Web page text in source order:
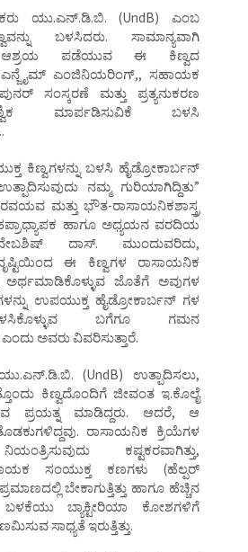
ಯು.ಎನ್.ಡಿ.ಬಿ. (UndB) ಎಂಬ
ಬಳಸಿದರು. ಸಾಮಾನ್ಯವಾಗಿ
ಆಶ್ರಯ ಪಡೆಯುವ ಈ ಕಿಣ್ವದ
ಎನ್ಜೈಮ್ ಎಂಜಿನಿಯರಿಂಗ್,, ಸಹಾಯಕ
ಸಂಸ್ಕರಣೆ ಮತ್ತು ಪ್ರತ್ಯನುಕರಣ
ಮಾರ್ಪಡಿಸುವಿಕೆ ಬಳಸಿ
ಕಿಣ್ವಗಳನ್ನು ಬಳಸಿ ಹೈಡ್ರೋಕಾರ್ಬನ್
ನಮ್ಮ ಗುರಿಯಾಗಿದ್ದಿತು”
ಮತ್ತು ಭೌತ-ರಾಸಾಯನಿಕಶಾಸ್ತ್ರ
ಹಾಗೂ ಅಧ್ಯಯನ ವರದಿಯ
ದಾಸ್. ಮುಂದುವರಿದು,
ಈ ಕಿಣ್ವಗಳ ರಾಸಾಯನಿಕ
ಜೊತೆಗೆ ಅವುಗಳ
ಉಪಯುಕ್ತ ಹೈಡ್ರೋಕಾರ್ಬನ್ ಗಳ
ಬಗೆಗೂ ಗಮನ
ಎಂದು ಅವರು ವಿವರಿಸುತ್ತಾರೆ.
(UndB) ಉತ್ಪಾದಿಸಲು,
ಕಿಣ್ವದೊಂದಿಗೆ ಜೀವಂತ ಇ.ಕೊಲೈ
ಪ್ರಯತ್ನ ಮಾಡಿದ್ದರು. ಆದರೆ, ಆ
ರಾಸಾಯನಿಕ ಕ್ರಿಯೆಗಳ
ಕಷ್ಟಕರವಾಗಿತ್ತು,
ಸಂಯುಕ್ತ ಕಣಗಳು (ಹೆಲ್ಪರ್
ಬೇಕಾಗುತ್ತಿತ್ತು ಹಾಗೂ ಹೆಚ್ಚಿನ
ಬ್ಯಾಕ್ಟೀರಿಯಾ ಕೋಶಗಳಿಗೆ
ಸಾಧ್ಯತೆ ಇರುತ್ತಿತ್ತು.